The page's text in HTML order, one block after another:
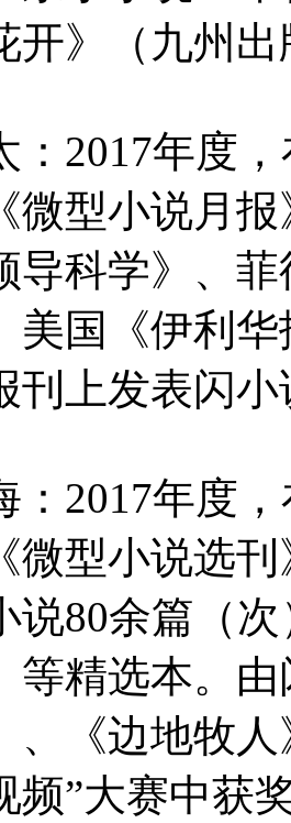
开》（九州
年度，
微型小说月
导科学》、
美国《伊利
刊上发表闪
年度，
微型小说选
说80余篇（
等精选本。
、《边地牧
频”大赛中获